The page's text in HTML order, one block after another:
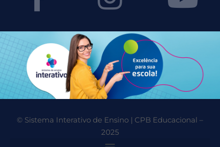
© Sistema Interativo de Ensino | CPB Educacional –
2025